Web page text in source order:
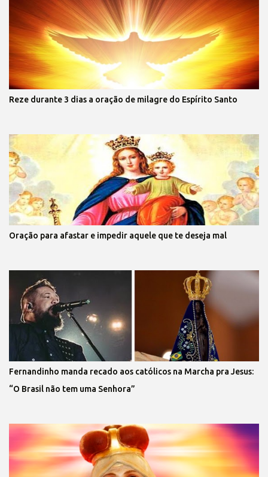
Reze durante 3 dias a oração de milagre do Espírito Santo
Oração para afastar e impedir aquele que te deseja mal
Fernandinho manda recado aos católicos na Marcha pra Jesus:
“O Brasil não tem uma Senhora”